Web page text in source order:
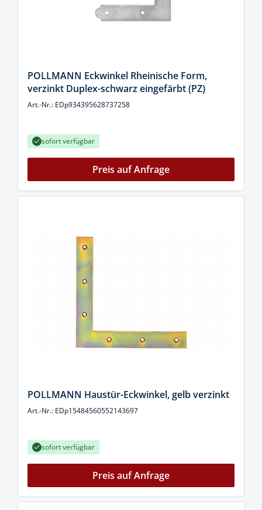
POLLMANN Eckwinkel Rheinische Form,
verzinkt Duplex-schwarz eingefärbt (PZ)
Art.-Nr.: EDp934395628737258
sofort verfügbar
Preis auf Anfrage
POLLMANN Haustür-Eckwinkel, gelb verzinkt
Art.-Nr.: EDp15484560552143697
sofort verfügbar
Preis auf Anfrage